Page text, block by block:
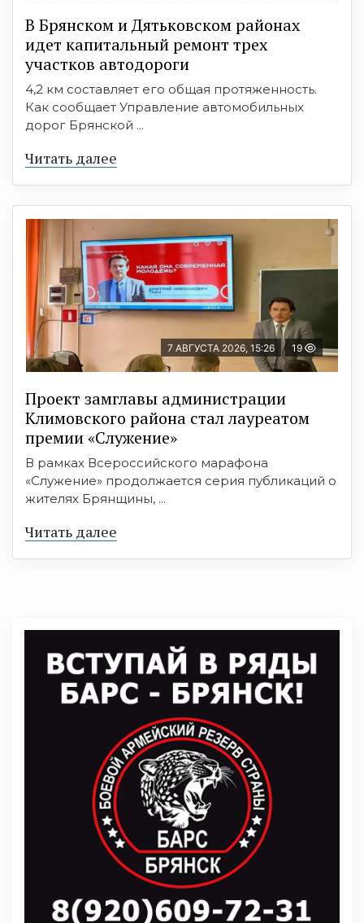
В Брянском и Дятьковском районах
идет капитальный ремонт трех
участков автодороги
4,2 км составляет его общая протяженность.
Как сообщает Управление автомобильных
дорог Брянской ...
Читать далее
7 АВГУСТА 2026, 15:26 19
Проект замглавы администрации
Климовского района стал лауреатом
премии «Служение»
В рамках Всероссийского марафона
«Служение» продолжается серия публикаций о
жителях Брянщины, ...
Читать далее